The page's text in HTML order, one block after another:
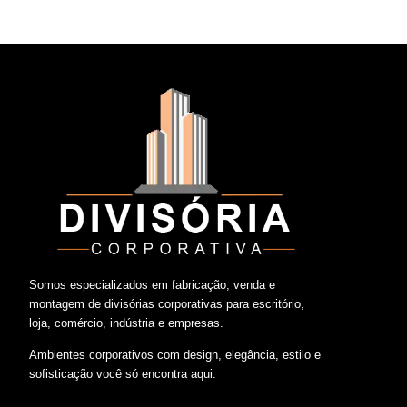
Somos especializados em fabricação, venda e
montagem de divisórias corporativas para escritório,
loja, comércio, indústria e empresas.
Ambientes corporativos com design, elegância, estilo e
sofisticação você só encontra aqui.